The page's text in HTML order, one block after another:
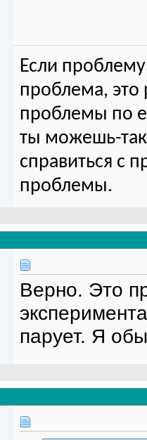
Если
проблема, это
проблемы по
ты можешь-
справиться с
проблемы.
Верно. Это
парует. Я